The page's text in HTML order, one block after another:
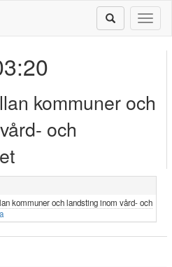
kommuner och
och
kommuner och landsting inom vård- och